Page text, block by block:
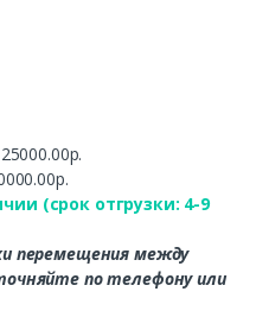
(срок отгрузки: 4-9
перемещения между
по телефону или